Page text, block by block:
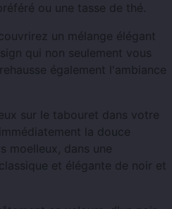
ou une tasse de thé.
un mélange élégant
qui non seulement vous
également l'ambiance
sur le tabouret dans votre
la douce
moelleux, dans une
et élégante de noir et